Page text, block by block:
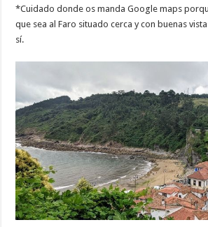
*Cuidado donde os manda Google maps
que sea al Faro situado cerca y con buenas
sí.